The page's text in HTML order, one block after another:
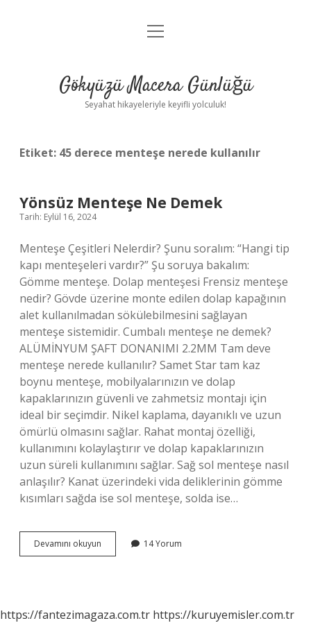
Anasayfa
Yasal Uyarı
menüyü
Gökyüzü Macera Günlüğü
Seyahat hikayeleriyle keyifli yolculuk!
Etiket: 45 derece menteşe nerede kullanılır
Yönsüz Menteşe Ne Demek
Tarih: Eylül 16, 2024
Menteşe Çeşitleri Nelerdir? Şunu soralım: “Hangi tip
kapı menteşeleri vardır?” Şu soruya bakalım:
Gömme menteşe. Dolap menteşesi Frensiz menteşe
nedir? Gövde üzerine monte edilen dolap kapağının
alet kullanılmadan sökülebilmesini sağlayan
menteşe sistemidir. Cumbalı menteşe ne demek?
ALÜMİNYUM ŞAFT DONANIMI 2.2MM Tam deve
menteşe nerede kullanılır? Samet Star tam kaz
boynu menteşe, mobilyalarınızın ve dolap
kapaklarınızın güvenli ve zahmetsiz montajı için
ideal bir seçimdir. Nikel kaplama, dayanıklı ve uzun
ömürlü olmasını sağlar. Rahat montaj özelliği,
kullanımını kolaylaştırır ve dolap kapaklarınızın
uzun süreli kullanımını sağlar. Sağ sol menteşe nasıl
anlaşılır? Kanat üzerindeki vida deliklerinin gömme
kısımları sağda ise sol menteşe, solda ise…
Devamını okuyun
Menteşe
14 Yorum
https://fantezimagaza.com.tr https://kuruyemisler.com.tr